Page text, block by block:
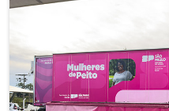
oferecida em Sete Barras
passou por uma
com o SESI, a Prefeitura
o Ensino Fundamental II
Médio, ampliando
para que jovens e